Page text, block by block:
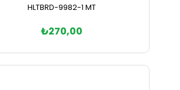
HLTBRD-9982-1 MT
₺270,00
Sepete Ekle